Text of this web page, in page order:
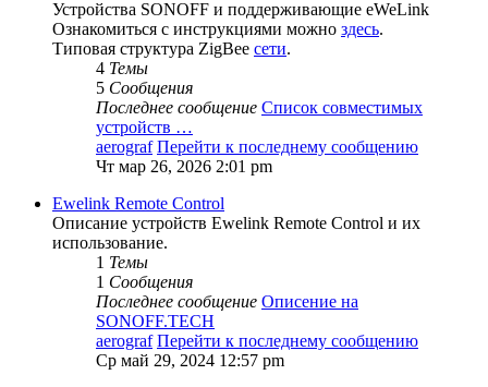
Устройства SONOFF и поддерживающие eWeLink
Ознакомиться с инструкциями можно здесь.
Типовая структура ZigBee сети.
4 Темы
5 Сообщения
Последнее сообщение Список совместимых
устройств …
aerograf Перейти к последнему сообщению
Чт мар 26, 2026 2:01 pm
Ewelink Remote Control
Описание устройств Ewelink Remote Control и их
использование.
1 Темы
1 Сообщения
Последнее сообщение Описение на
SONOFF.TECH
aerograf Перейти к последнему сообщению
Ср май 29, 2024 12:57 pm